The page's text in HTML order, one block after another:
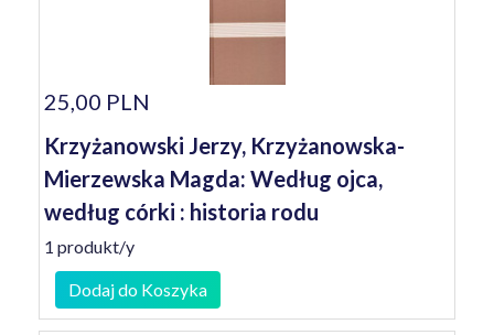
25,00 PLN
Krzyżanowski Jerzy, Krzyżanowska-
Mierzewska Magda: Według ojca,
według córki : historia rodu
1 produkt/y
Dodaj do Koszyka